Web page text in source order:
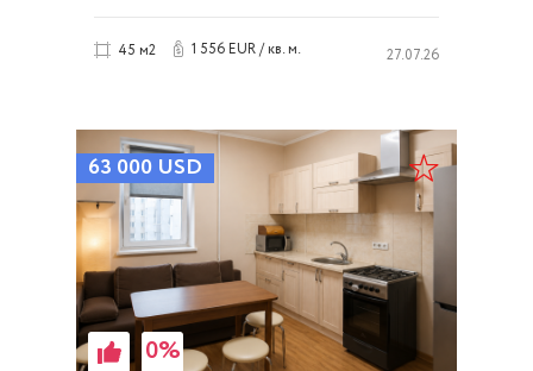
45 м2 1 556 EUR / кв. м. 27.07.26
63 000 USD
0%